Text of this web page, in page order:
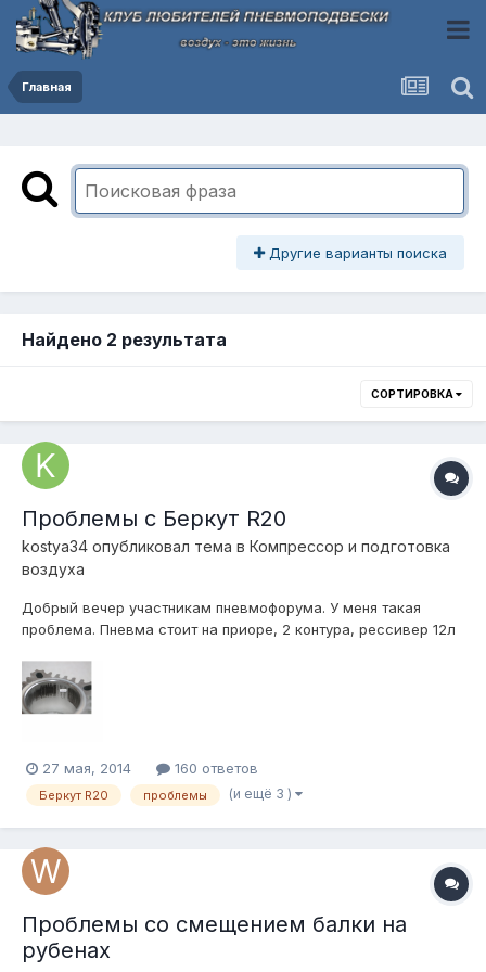
Главная
Другие варианты поиска
Найдено 2 результата
СОРТИРОВКА
Проблемы с Беркут R20
kostya34 опубликовал тема в Компресcор и подготовка
воздуха
Добрый вечер участникам пневмофорума. У меня такая
проблема. Пневма стоит на приоре, 2 контура, рессивер 12л
у себя в городе. Ему даже 6 месяцев нет. Вообщем работал
он нормально, а потом стал работать чуть тише и меня это
смутило. опусти...
27 мая, 2014 160 ответов
Беркут R20 проблемы (и ещё 3 )
Проблемы со смещением балки на
рубенах